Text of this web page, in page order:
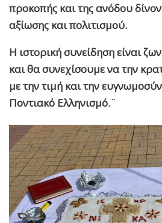
προκοπής και της ανόδου
αξίωσης και πολιτισμού.
Η ιστορική συνείδηση είναι
και θα συνεχίσουμε να την
με την τιμή και την
Ποντιακό Ελληνισμό.¨